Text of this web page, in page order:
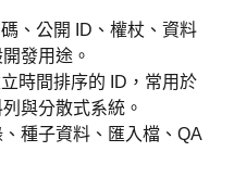
、公開 ID、權杖、資料
發用途。
時間排序的 ID，常用於
與分散式系統。
種子資料、匯入檔、QA